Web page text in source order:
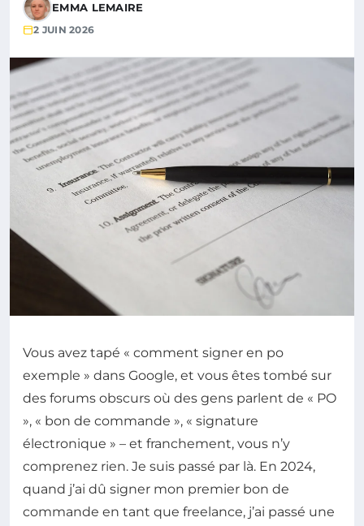
EMMA LEMAIRE
2 JUIN 2026
Vous avez tapé « comment signer en po
exemple » dans Google, et vous êtes tombé sur
des forums obscurs où des gens parlent de « PO
», « bon de commande », « signature
électronique » – et franchement, vous n’y
comprenez rien. Je suis passé par là. En 2024,
quand j’ai dû signer mon premier bon de
commande en tant que freelance, j’ai passé une